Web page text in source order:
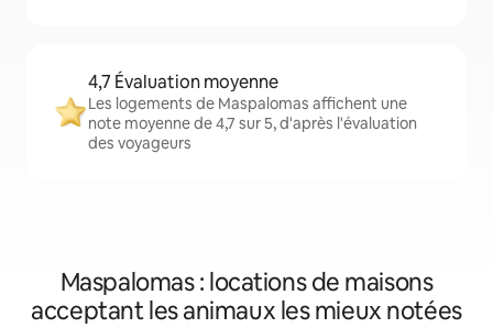
4,7 Évaluation moyenne
Les logements de Maspalomas affichent une
note moyenne de 4,7 sur 5, d'après l'évaluation
des voyageurs
Maspalomas : locations de maisons
acceptant les animaux les mieux notées